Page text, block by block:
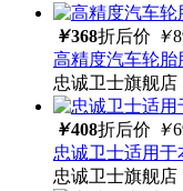
￥368折后价 ￥
高精度汽车轮胎
忠诚卫士旗舰店
￥408折后价 ￥
忠诚卫士适用于
忠诚卫士旗舰店